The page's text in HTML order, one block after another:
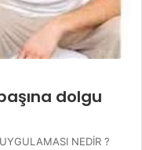
dolgu
NEDİR ?